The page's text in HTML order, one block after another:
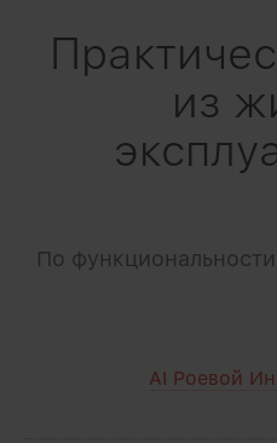
из
По функциональности
AI Роевой